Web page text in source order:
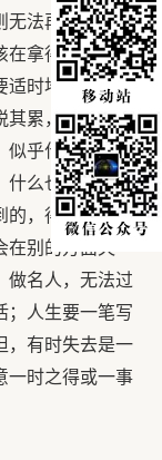
无法再获得其他
在拿得起放得下
适时地放下什
其累，难得其
似乎什么也不能
什么也不能带
的，得失是平衡
在别的方面失
做名人，无法过
；人生要一笔写
，有时失去是一
一时之得或一事